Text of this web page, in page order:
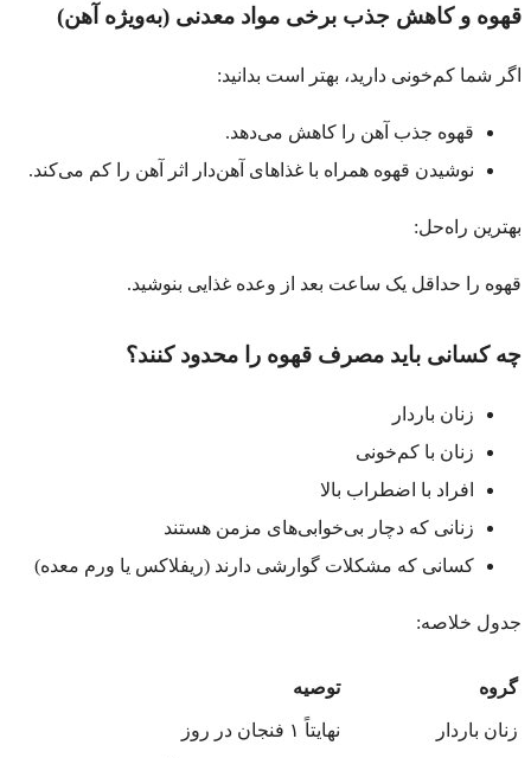
قهوه و کاهش جذب برخی مواد معدنی (به‌ویژه آهن)
اگر شما کم‌خونی دارید، بهتر است بدانید:
قهوه جذب آهن را کاهش می‌دهد.
نوشیدن قهوه همراه با غذاهای آهن‌دار اثر آهن را کم می‌کند.
بهترین راه‌حل:
قهوه را حداقل یک ساعت بعد از وعده غذایی بنوشید.
چه کسانی باید مصرف قهوه را محدود کنند؟
زنان باردار
زنان با کم‌خونی
افراد با اضطراب بالا
زنانی که دچار بی‌خوابی‌های مزمن هستند
کسانی که مشکلات گوارشی دارند (ریفلاکس یا ورم معده)
جدول خلاصه:
گروه توصیه
زنان باردار نهایتاً ۱ فنجان در روز